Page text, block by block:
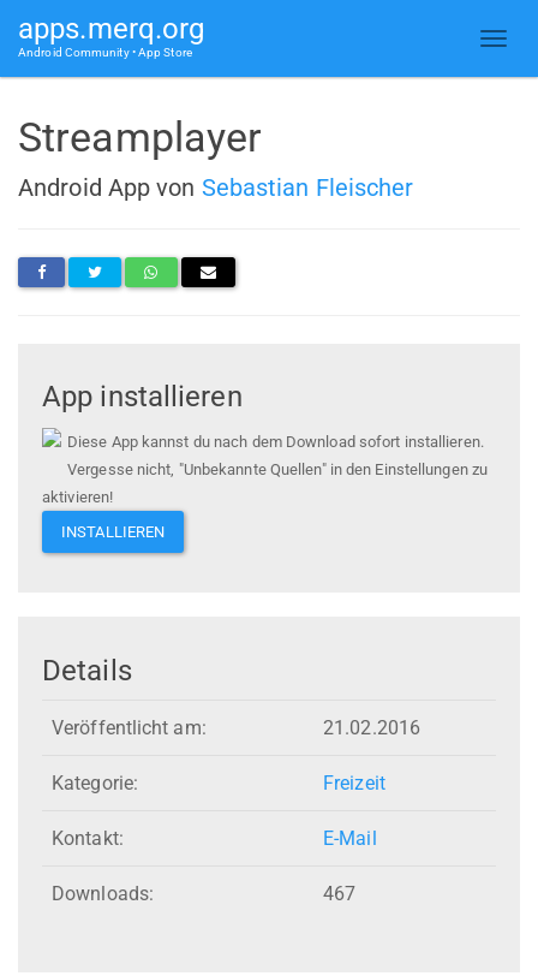
apps.merq.org
Android Community • App Store
Streamplayer
Android App von Sebastian Fleischer
App installieren
Diese App kannst du nach dem Download sofort installieren.
Vergesse nicht, "Unbekannte Quellen" in den Einstellungen zu
aktivieren!
INSTALLIEREN
Details
Veröffentlicht am: 21.02.2016
Kategorie: Freizeit
Kontakt: E-Mail
Downloads: 467